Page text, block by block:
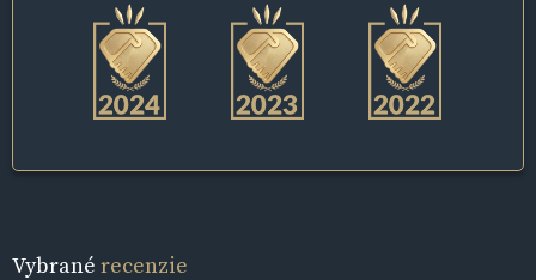
Vybrané recenzie